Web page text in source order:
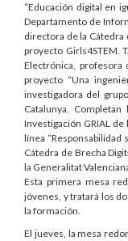
“Educación digital en
Departamento de
directora de la Cátedra
proyecto Girls4STEM.
Electrónica, profesora
proyecto “Una
investigadora del
Catalunya.
Investigación GRIAL
línea “Responsabilidad
Cátedra de Brecha
la Generalitat
Esta primera mesa
jóvenes, y tratará los
la formación.
El jueves, la mesa